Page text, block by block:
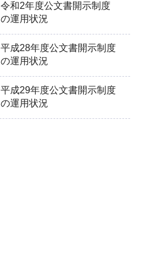
令和2年度公文書開示制度
の運用状況
平成28年度公文書開示制度
の運用状況
平成29年度公文書開示制度
の運用状況